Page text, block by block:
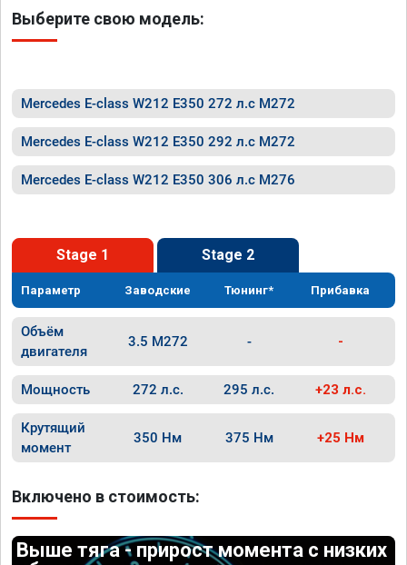
Выберите свою модель:
Mercedes E-class W212 E350 272 л.с M272
Mercedes E-class W212 E350 292 л.с M272
Mercedes E-class W212 E350 306 л.с M276
Stage 1 Stage 2
Параметр Заводские Тюнинг* Прибавка
Объём
двигателя
3.5 M272 - -
Мощность 272 л.с. 295 л.с. +23 л.с.
Крутящий
момент
350 Нм 375 Нм +25 Нм
Включено в стоимость:
Выше тяга - прирост момента с низких